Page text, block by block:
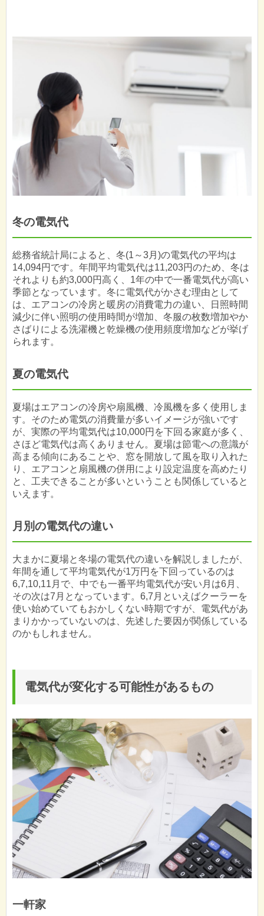
冬の電気代
総務省統計局によると、冬(1～3月)の電気代の平均は
14,094円です。年間平均電気代は11,203円のため、冬は
それよりも約3,000円高く、1年の中で一番電気代が高い
季節となっています。冬に電気代がかさむ理由として
は、エアコンの冷房と暖房の消費電力の違い、日照時間
減少に伴い照明の使用時間が増加、冬服の枚数増加やか
さばりによる洗濯機と乾燥機の使用頻度増加などが挙げ
られます。
夏の電気代
夏場はエアコンの冷房や扇風機、冷風機を多く使用しま
す。そのため電気の消費量が多いイメージが強いです
が、実際の平均電気代は10,000円を下回る家庭が多く、
さほど電気代は高くありません。夏場は節電への意識が
高まる傾向にあることや、窓を開放して風を取り入れた
り、エアコンと扇風機の併用により設定温度を高めたり
と、工夫できることが多いということも関係していると
いえます。
月別の電気代の違い
大まかに夏場と冬場の電気代の違いを解説しましたが、
年間を通して平均電気代が1万円を下回っているのは
6,7,10,11月で、中でも一番平均電気代が安い月は6月、
その次は7月となっています。6,7月といえばクーラーを
使い始めていてもおかしくない時期ですが、電気代があ
まりかかっていないのは、先述した要因が関係している
のかもしれません。
電気代が変化する可能性があるもの
一軒家